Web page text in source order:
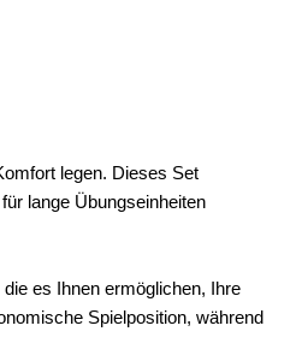
legen. Dieses Set
lange Übungseinheiten
es Ihnen ermöglichen, Ihre
Spielposition, während